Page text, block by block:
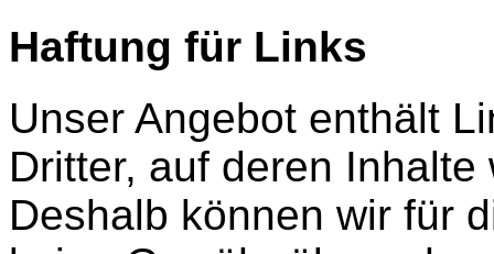
Haftung für Links
Unser Angebot enthält
Dritter, auf deren
Deshalb können wir für